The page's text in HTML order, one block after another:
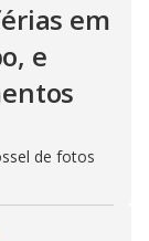
em
e
de fotos